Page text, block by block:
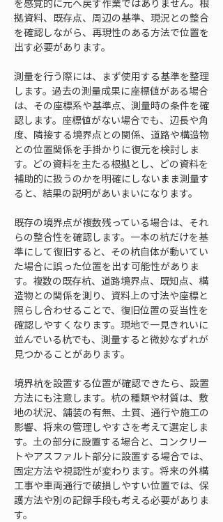
を感覚的に元へ戻す作業ではありません。根
拠資料、既存点、周辺の基準、現況との整合
を確認しながら、再現性のある方法で位置を
出す必要があります。
測量を行う際には、まず使用する基準を整理
します。過去の測量成果に座標値がある場合
は、その座標系や基準点、測量時の条件を確
認します。座標値がない場合でも、辺長や角
度、隣接する境界点との関係、道路や構造物
との位置関係を手掛かりに復元を検討しま
す。どの資料を主たる根拠とし、どの資料を
補助的に扱うのかを明確にしないまま測量す
ると、結果の説明があいまいになります。
既存の境界点が複数残っている場合は、それ
らの整合性を確認します。一本の杭だけを基
準にして復旧すると、その杭自体が動いてい
た場合に誤った位置を出す可能性がありま
す。複数の既存杭、道路境界点、既知点、構
造物との関係を測り、資料上の寸法や座標と
照らし合わせることで、復旧位置の妥当性を
確認しやすくなります。現地で一見きれいに
並んでいる杭でも、測量すると微妙なずれが
見つかることがあります。
境界杭を設置する位置が確認できたら、設置
方法にも注意します。杭の種類や材質は、敷
地の状況、舗装の有無、土質、通行や施工の
影響、将来の管理しやすさを考えて選定しま
す。土の部分に設置する場合と、コンクリー
トやアスファルト部分に設置する場合では、
固定方法や視認性が変わります。将来の外構
工事や車両通行で破損しやすい位置では、保
護方法や別の記録手段も考える必要がありま
す。